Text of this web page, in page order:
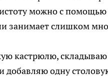
можно с
занимает слишком
кастрюлю,
добавляю одну